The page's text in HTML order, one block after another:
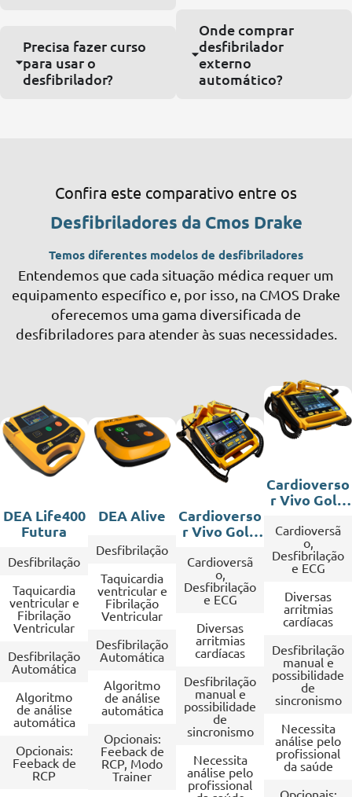
Precisa fazer curso
para usar o
desfibrilador?
Onde comprar
desfibrilador
externo
automático?
Confira este comparativo entre os
Desfibriladores da Cmos Drake
Temos diferentes modelos de desfibriladores
Entendemos que cada situação médica requer um
equipamento específico e, por isso, na CMOS Drake
oferecemos uma gama diversificada de
desfibriladores para atender às suas necessidades.
DEA Life400
Futura
Desfibrilação
Taquicardia
ventricular e
Fibrilação
Ventricular
Desfibrilação
Automática
Algoritmo
de análise
automática
Opcionais:
Feeback de
RCP
DEA Alive
Desfibrilação
Taquicardia
ventricular e
Fibrilação
Ventricular
Desfibrilação
Automática
Algoritmo
de análise
automática
Opcionais:
Feeback de
RCP, Modo
Trainer
Cardioverso
r Vivo Gold
Cardioversã
o,
Desfibrilação
e ECG
Diversas
arritmias
cardíacas
Desfibrilação
manual e
possibilidade
de
sincronismo
Necessita
análise pelo
profissional
Cardioverso
r Vivo Gold
Cardioversã
o,
Desfibrilação
e ECG
Diversas
arritmias
cardíacas
Desfibrilação
manual e
possibilidade
de
sincronismo
Necessita
análise pelo
profissional
da saúde